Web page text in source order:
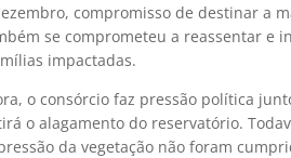
compromisso de destinar a
se comprometeu a reassentar
impactadas.
o consórcio faz pressão política
o alagamento do reservatório.
da vegetação não foram